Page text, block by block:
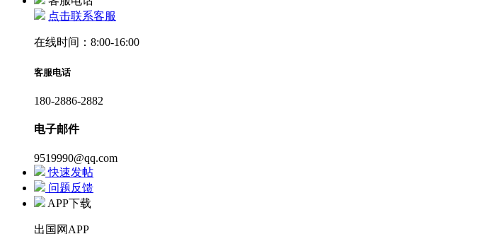
点击联系客服
在线时间：8:00-16:00
客服电话
180-2886-2882
电子邮件
9519990@qq.com
快速发帖
问题反馈
APP下载
出国网APP